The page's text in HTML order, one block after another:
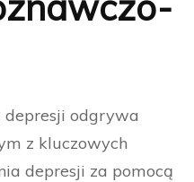
depresji odgrywa
z kluczowych
depresji za pomocą